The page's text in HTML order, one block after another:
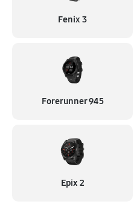
Fenix 3
Forerunner 945
Epix 2